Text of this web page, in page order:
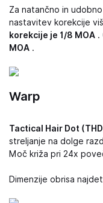
Za natančno in
nastavitev korekcije
korekcije je 1/8 MOA .
MOA .
Warp
Tactical Hair Dot
streljanje na dolge
Moč križa pri 24x
Dimenzije obrisa